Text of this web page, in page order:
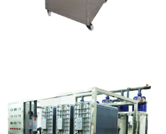
全封闭EDI超纯水处理设